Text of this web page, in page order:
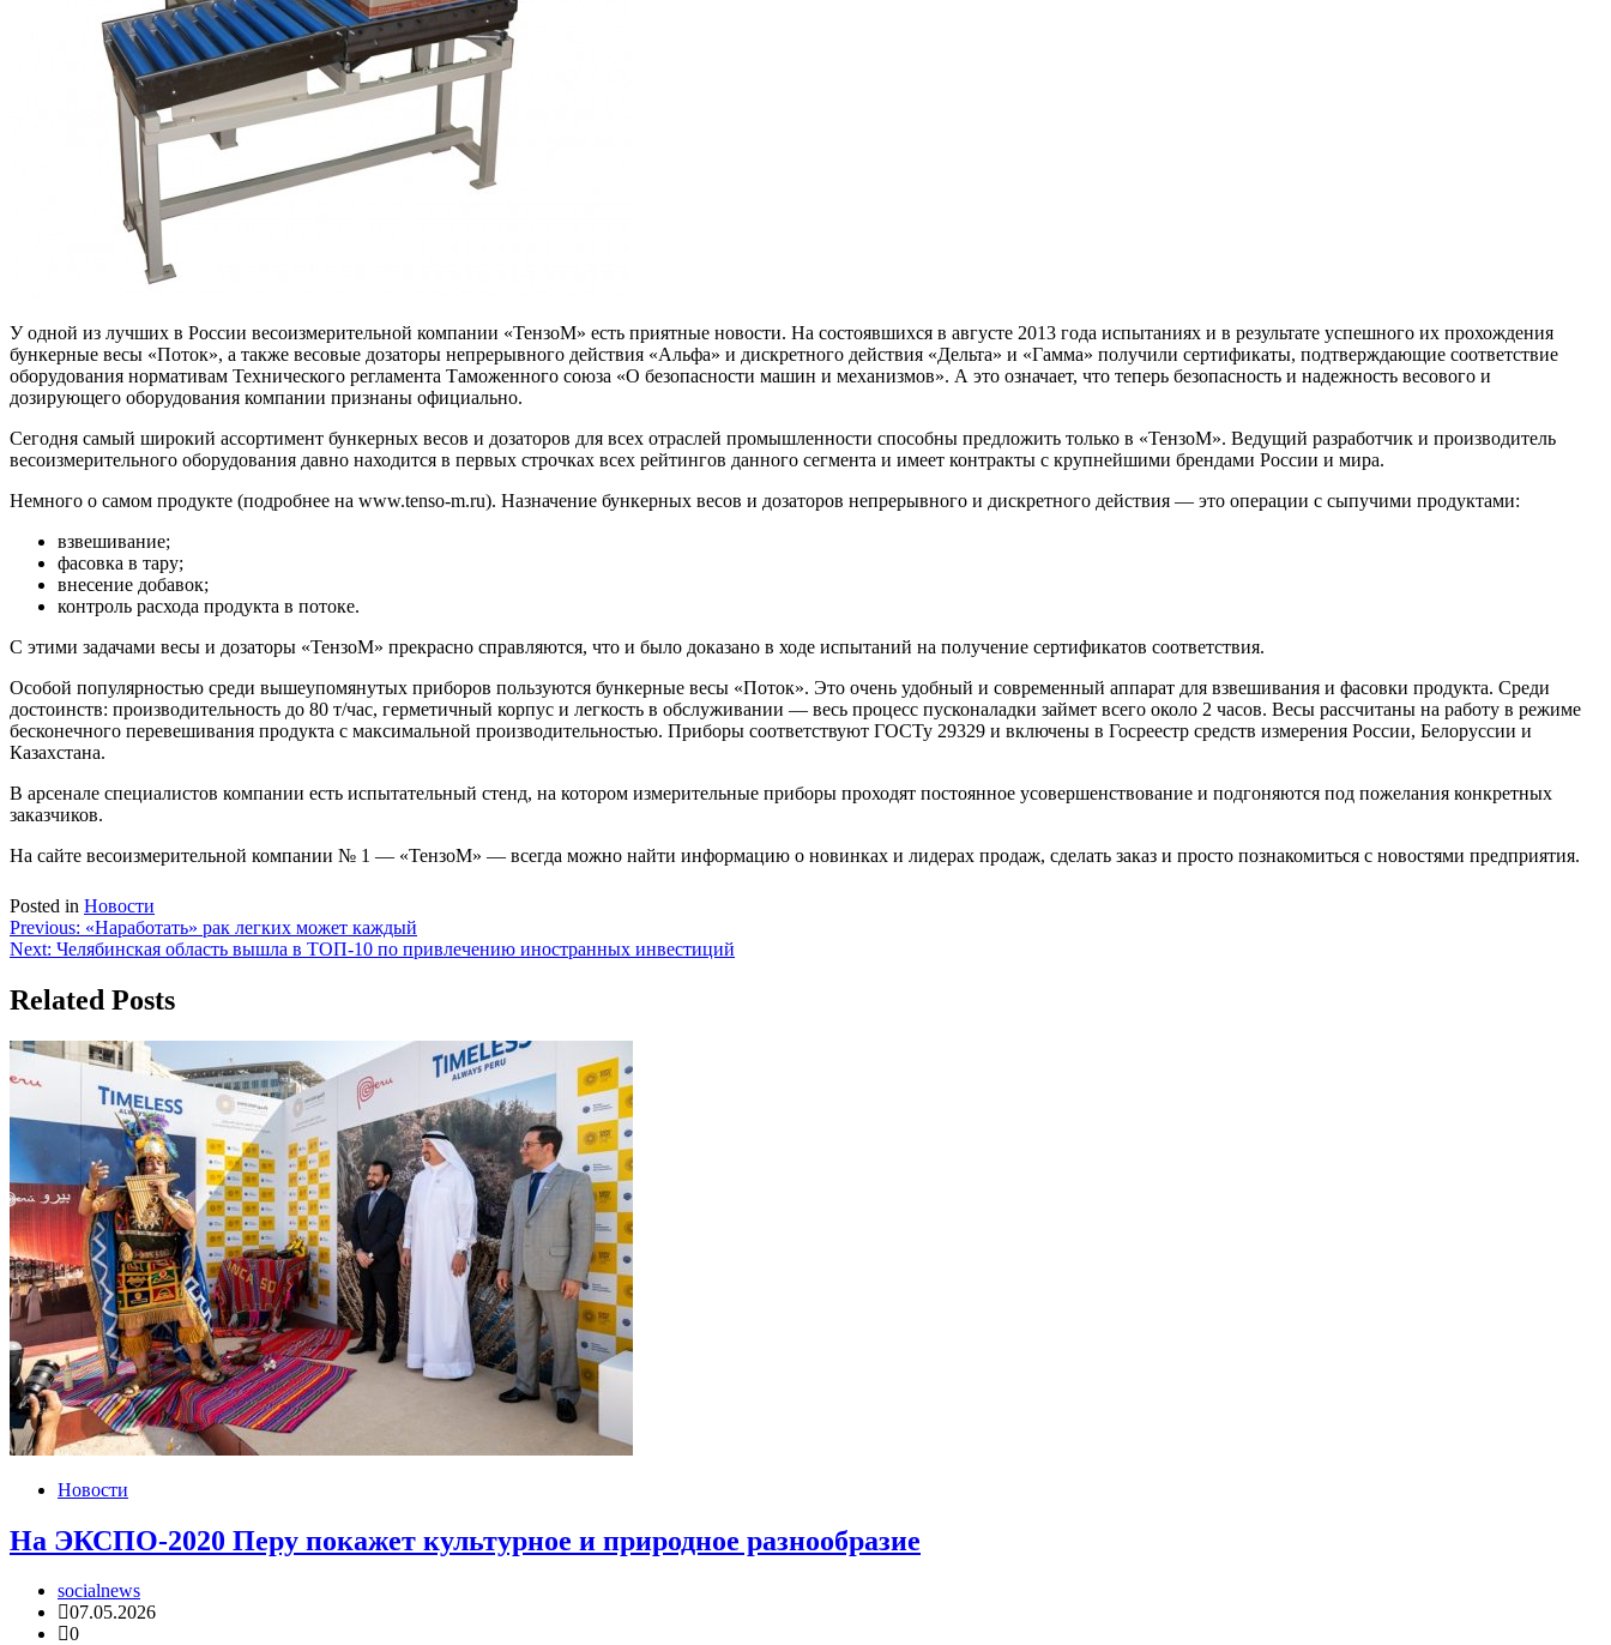
У одной из лучших в России весоизмерительной компании «ТензоМ» есть приятные новости. На состоявшихся в августе 2013 года испытаниях и в результате успешного их прохождения
бункерные весы «Поток», а также весовые дозаторы непрерывного действия «Альфа» и дискретного действия «Дельта» и «Гамма» получили сертификаты, подтверждающие соответствие
оборудования нормативам Технического регламента Таможенного союза «О безопасности машин и механизмов». А это означает, что теперь безопасность и надежность весового и
дозирующего оборудования компании признаны официально.
Сегодня самый широкий ассортимент бункерных весов и дозаторов для всех отраслей промышленности способны предложить только в «ТензоМ». Ведущий разработчик и производитель
весоизмерительного оборудования давно находится в первых строчках всех рейтингов данного сегмента и имеет контракты с крупнейшими брендами России и мира.
Немного о самом продукте (подробнее на www.tenso-m.ru). Назначение бункерных весов и дозаторов непрерывного и дискретного действия — это операции с сыпучими продуктами:
взвешивание;
фасовка в тару;
внесение добавок;
контроль расхода продукта в потоке.
С этими задачами весы и дозаторы «ТензоМ» прекрасно справляются, что и было доказано в ходе испытаний на получение сертификатов соответствия.
Особой популярностью среди вышеупомянутых приборов пользуются бункерные весы «Поток». Это очень удобный и современный аппарат для взвешивания и фасовки продукта. Среди
достоинств: производительность до 80 т/час, герметичный корпус и легкость в обслуживании — весь процесс пусконаладки займет всего около 2 часов. Весы рассчитаны на работу в режиме
бесконечного перевешивания продукта с максимальной производительностью. Приборы соответствуют ГОСТу 29329 и включены в Госреестр средств измерения России, Белоруссии и
Казахстана.
В арсенале специалистов компании есть испытательный стенд, на котором измерительные приборы проходят постоянное усовершенствование и подгоняются под пожелания конкретных
заказчиков.
На сайте весоизмерительной компании № 1 — «ТензоМ» — всегда можно найти информацию о новинках и лидерах продаж, сделать заказ и просто познакомиться с новостями предприятия.
Posted in Новости
Навигация
по
записям
Previous: «Наработать» рак легких может каждый
Next: Челябинская область вышла в ТОП-10 по привлечению иностранных инвестиций
Related Posts
Новости
На ЭКСПО-2020 Перу покажет культурное и природное разнообразие
socialnews
07.05.2026
0